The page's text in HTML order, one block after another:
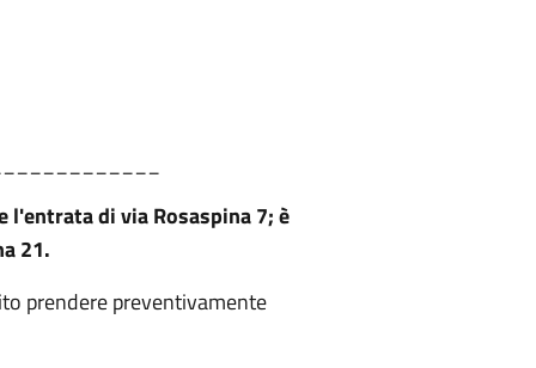
l'entrata di via Rosaspina 7; è
21.
prendere preventivamente